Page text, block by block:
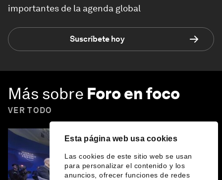
Esta página web usa cookies
Las cookies de este sitio web se usan
para personalizar el contenido y los
anuncios, ofrecer funciones de redes
importantes de la agenda global
Suscríbete hoy
Más sobre Foro en foco
VER TODO